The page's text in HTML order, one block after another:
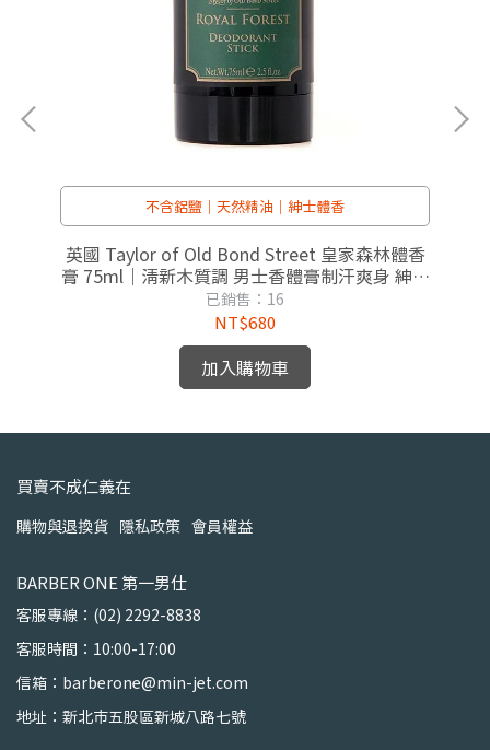
不含鋁鹽｜天然精油｜紳士體香
英國 Taylor of Old Bond Street 皇家森林體香
膏 75ml｜清新木質調 男士香體膏制汗爽身 紳士
修容
已銷售：16
NT$680
加入購物車
買賣不成仁義在
購物與退換貨 隱私政策 會員權益
BARBER ONE 第一男仕
客服專線：(02) 2292-8838
客服時間：10:00-17:00
信箱：barberone@min-jet.com
地址：新北市五股區新城八路七號